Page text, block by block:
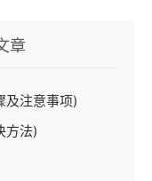
章
及注意事项)
方法)